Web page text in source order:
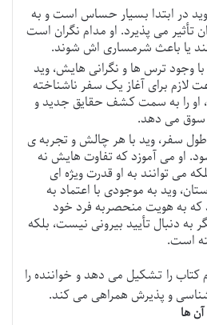
وید در ابتدا بسیار حساس است و به
تأثیر می پذیرد. او مدام نگران است
یا باعث شرمساری اش شوند.
با وجود ترس ها و نگرانی هایش، وید
برای آغاز یک سفر ناشناخته
او را به سمت کشف حقایق جدید و
سوق می دهد.
سفر، وید با هر چالش و تجربه ی
او می آموزد که تفاوت هایش نه
می توانند به او قدرت ویژه ای
وید به موجودی با اعتماد به
به هویت منحصربه فرد خود
به دنبال تأیید بیرونی نیست، بلکه
است.
کتاب را تشکیل می دهد و خواننده را
و پذیرش همراهی می کند.
ها